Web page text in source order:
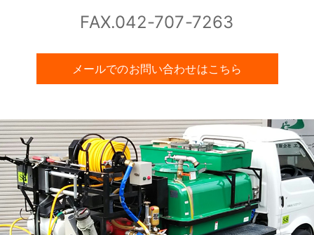
FAX.042-707-7263
メールでのお問い合わせはこちら